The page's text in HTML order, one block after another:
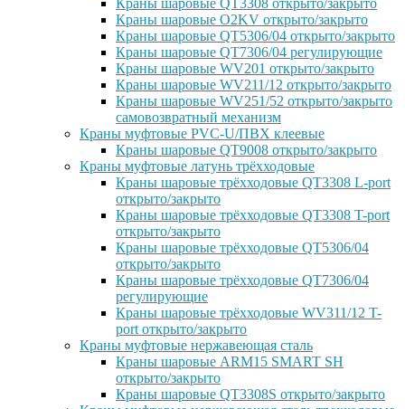
Краны шаровые QT3308 открыто/закрыто
Краны шаровые O2KV открыто/закрыто
Краны шаровые QT5306/04 открыто/закрыто
Краны шаровые QT7306/04 регулирующие
Краны шаровые WV201 открыто/закрыто
Краны шаровые WV211/12 открыто/закрыто
Краны шаровые WV251/52 открыто/закрыто
самовозвратный механизм
Краны муфтовые PVC-U/ПВХ клеевые
Краны шаровые QT9008 открыто/закрыто
Краны муфтовые латунь трёхходовые
Краны шаровые трёхходовые QT3308 L-port
открыто/закрыто
Краны шаровые трёхходовые QT3308 T-port
открыто/закрыто
Краны шаровые трёхходовые QT5306/04
открыто/закрыто
Краны шаровые трёхходовые QT7306/04
регулирующие
Краны шаровые трёхходовые WV311/12 T-
port открыто/закрыто
Краны муфтовые нержавеющая сталь
Краны шаровые ARM15 SMART SH
открыто/закрыто
Краны шаровые QT3308S открыто/закрыто